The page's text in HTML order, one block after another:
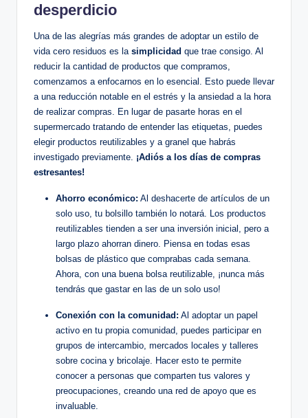
desperdicio
Una de las alegrías más grandes de adoptar un estilo de
vida cero residuos es la simplicidad que trae consigo. Al
reducir la cantidad de productos que compramos,
comenzamos a enfocarnos en lo esencial. Esto puede llevar
a una reducción notable en el estrés y la ansiedad a la hora
de realizar compras. En lugar de pasarte horas en el
supermercado tratando de entender las etiquetas, puedes
elegir productos reutilizables y a granel que habrás
investigado previamente. ¡Adiós a los días de compras
estresantes!
Ahorro económico: Al deshacerte de artículos de un
solo uso, tu bolsillo también lo notará. Los productos
reutilizables tienden a ser una inversión inicial, pero a
largo plazo ahorran dinero. Piensa en todas esas
bolsas de plástico que comprabas cada semana.
Ahora, con una buena bolsa reutilizable, ¡nunca más
tendrás que gastar en las de un solo uso!
Conexión con la comunidad: Al adoptar un papel
activo en tu propia comunidad, puedes participar en
grupos de intercambio, mercados locales y talleres
sobre cocina y bricolaje. Hacer esto te permite
conocer a personas que comparten tus valores y
preocupaciones, creando una red de apoyo que es
invaluable.